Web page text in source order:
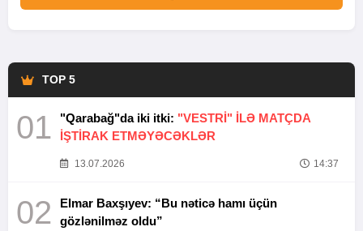
TOP 5
01 "Qarabağ"da iki itki: "VESTRİ" İLƏ MATÇDA
İŞTİRAK ETMƏYƏCƏKLƏR
13.07.2026 14:37
02
Elmar Baxşıyev: “Bu nəticə hamı üçün
gözlənilməz oldu”